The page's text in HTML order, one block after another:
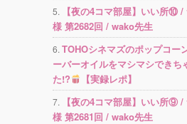
【夜の4コマ部屋】いい所⑩ /
様 第2682回 / wako先生
TOHOシネマズのポップコー
ーバーオイルをマシマシできち
た!?
【実録レポ】
【夜の4コマ部屋】いい所⑨ /
様 第2681回 / wako先生